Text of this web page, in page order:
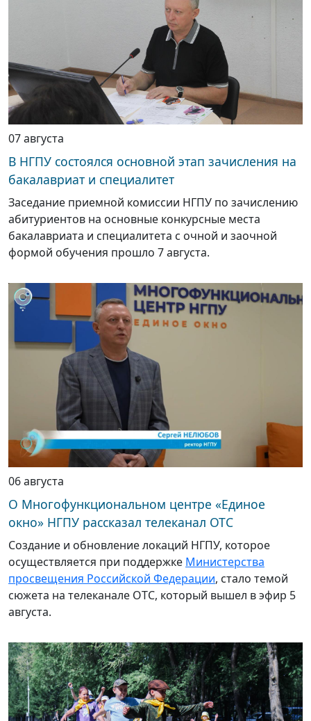
07 августа
В НГПУ состоялся основной этап зачисления на
бакалавриат и специалитет
Заседание приемной комиссии НГПУ по зачислению
абитуриентов на основные конкурсные места
бакалавриата и специалитета с очной и заочной
формой обучения прошло 7 августа.
06 августа
О Многофункциональном центре «Единое
окно» НГПУ рассказал телеканал ОТС
Создание и обновление локаций НГПУ, которое
осуществляется при поддержке Министерства
просвещения Российской Федерации, стало темой
сюжета на телеканале ОТС, который вышел в эфир 5
августа.